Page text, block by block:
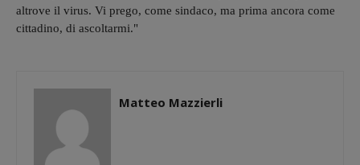
altrove il virus. Vi prego, come sindaco, ma prima ancora come
cittadino, di ascoltarmi."
Matteo Mazzierli